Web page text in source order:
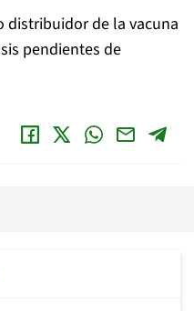
distribuidor de la vacuna
pendientes de